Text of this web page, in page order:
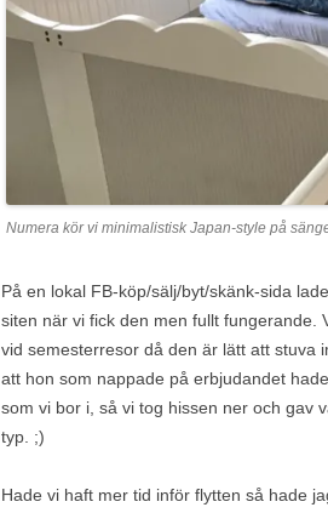
Numera kör vi minimalistisk Japan-style på
På en lokal FB-köp/sälj/byt/skänk-sida
siten när vi fick den men fullt fungerande.
vid semesterresor då den är lätt att stuva
att hon som nappade på erbjudandet
som vi bor i, så vi tog hissen ner och gav
typ. ;)
Hade vi haft mer tid inför flytten så hade